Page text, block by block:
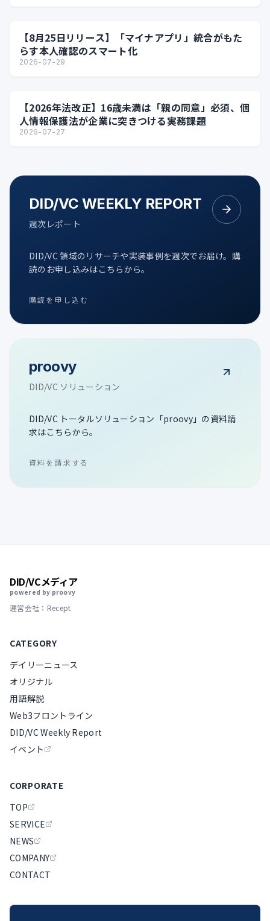
【8月25日リリース】「マイナアプリ」統合がもた
らす本人確認のスマート化
2026-07-29
【2026年法改正】16歳未満は「親の同意」必須、個
人情報保護法が企業に突きつける実務課題
2026-07-27
DID/VC WEEKLY REPORT
週次レポート
DID/VC 領域のリサーチや実装事例を週次でお届け。購
読のお申し込みはこちらから。
購読を申し込む
proovy
DID/VC ソリューション
DID/VC トータルソリューション「proovy」の資料請
求はこちらから。
資料を請求する
DID/VCメディア
powered by proovy
運営会社：Recept
CATEGORY
デイリーニュース
オリジナル
用語解説
Web3フロントライン
DID/VC Weekly Report
イベント
CORPORATE
TOP
SERVICE
NEWS
COMPANY
CONTACT